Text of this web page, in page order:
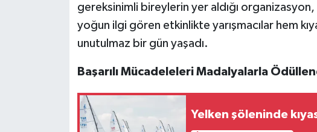
gereksinimli bireylerin yer aldığı
yoğun ilgi gören etkinlikte yarışmacılar hem
unutulmaz bir gün yaşadı.
Başarılı Mücadeleleri Madalyalarla
Yelken şöleninde